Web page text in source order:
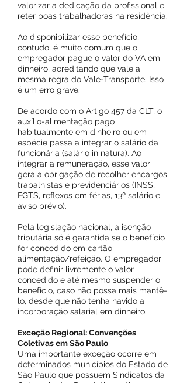
valorizar a dedicação da profissional e
reter boas trabalhadoras na residência.
Ao disponibilizar esse benefício,
contudo, é muito comum que o
empregador pague o valor do VA em
dinheiro, acreditando que vale a
mesma regra do Vale-Transporte. Isso
é um erro grave.
De acordo com o Artigo 457 da CLT, o
auxílio-alimentação pago
habitualmente em dinheiro ou em
espécie passa a integrar o salário da
funcionária (salário in natura). Ao
integrar a remuneração, esse valor
gera a obrigação de recolher encargos
trabalhistas e previdenciários (INSS,
FGTS, reflexos em férias, 13º salário e
aviso prévio).
Pela legislação nacional, a isenção
tributária só é garantida se o benefício
for concedido em cartão
alimentação/refeição. O empregador
pode definir livremente o valor
concedido e até mesmo suspender o
benefício, caso não possa mais mantê-
lo, desde que não tenha havido a
incorporação salarial em dinheiro.
Exceção Regional: Convenções
Coletivas em São Paulo
Uma importante exceção ocorre em
determinados municípios do Estado de
São Paulo que possuem Sindicatos da